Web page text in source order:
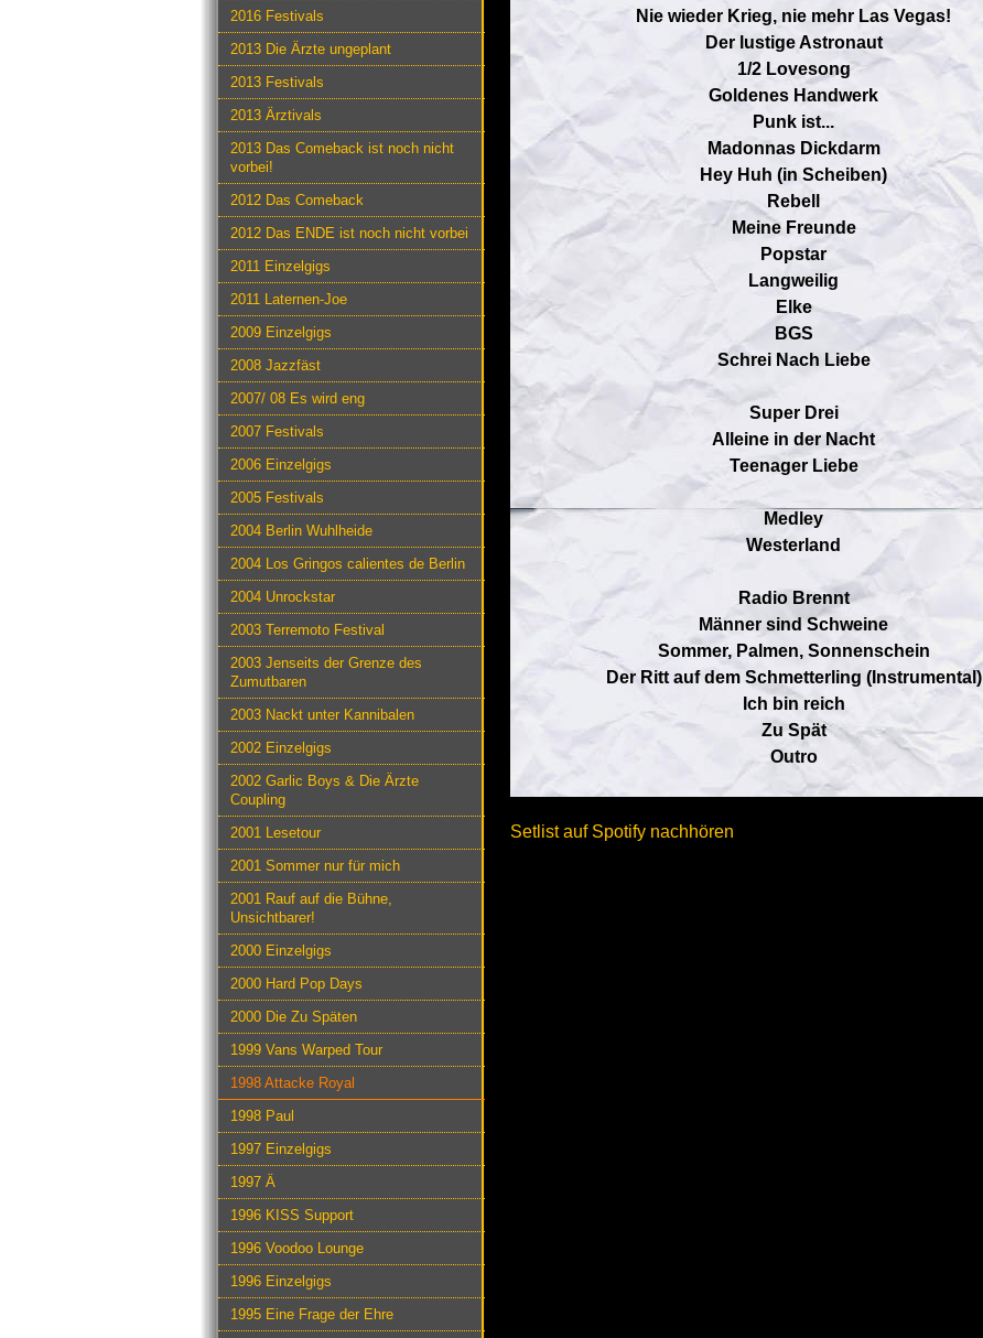
2016 Festivals
2013 Die Ärzte ungeplant
2013 Festivals
2013 Ärztivals
2013 Das Comeback ist noch nicht
vorbei!
2012 Das Comeback
2012 Das ENDE ist noch nicht vorbei
2011 Einzelgigs
2011 Laternen-Joe
2009 Einzelgigs
2008 Jazzfäst
2007/ 08 Es wird eng
2007 Festivals
2006 Einzelgigs
2005 Festivals
2004 Berlin Wuhlheide
2004 Los Gringos calientes de Berlin
2004 Unrockstar
2003 Terremoto Festival
2003 Jenseits der Grenze des
Zumutbaren
2003 Nackt unter Kannibalen
2002 Einzelgigs
2002 Garlic Boys & Die Ärzte
Coupling
2001 Lesetour
2001 Sommer nur für mich
2001 Rauf auf die Bühne,
Unsichtbarer!
2000 Einzelgigs
2000 Hard Pop Days
2000 Die Zu Späten
1999 Vans Warped Tour
1998 Attacke Royal
1998 Paul
1997 Einzelgigs
1997 Ä
1996 KISS Support
1996 Voodoo Lounge
1996 Einzelgigs
1995 Eine Frage der Ehre
Nie wieder Krieg, nie mehr Las Vegas!
Der lustige Astronaut
1/2 Lovesong
Goldenes Handwerk
Punk ist...
Madonnas Dickdarm
Hey Huh (in Scheiben)
Rebell
Meine Freunde
Popstar
Langweilig
Elke
BGS
Schrei Nach Liebe
Super Drei
Alleine in der Nacht
Teenager Liebe
Medley
Westerland
Radio Brennt
Männer sind Schweine
Sommer, Palmen, Sonnenschein
Der Ritt auf dem Schmetterling (Instrumental)
Ich bin reich
Zu Spät
Outro
Setlist auf Spotify nachhören